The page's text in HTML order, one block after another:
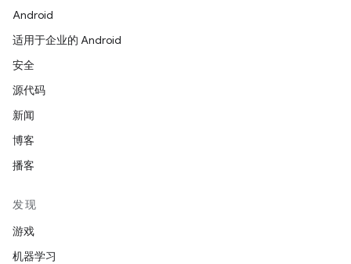
Android
适用于企业的 Android
安全
源代码
新闻
博客
播客
发现
游戏
机器学习